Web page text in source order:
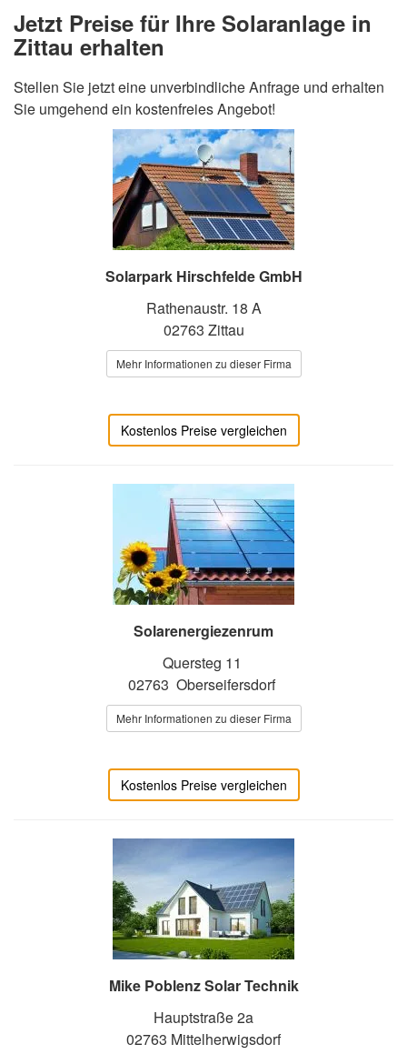
Jetzt Preise für Ihre Solaranlage in
Zittau erhalten
Stellen Sie jetzt eine unverbindliche Anfrage und erhalten
Sie umgehend ein kostenfreies Angebot!
Solarpark Hirschfelde GmbH
Rathenaustr. 18 A
02763 Zittau
Mehr Informationen zu dieser Firma
Kostenlos Preise vergleichen
Solarenergiezenrum
Quersteg 11
02763 Oberseifersdorf
Mehr Informationen zu dieser Firma
Kostenlos Preise vergleichen
Mike Poblenz Solar Technik
Hauptstraße 2a
02763 Mittelherwigsdorf